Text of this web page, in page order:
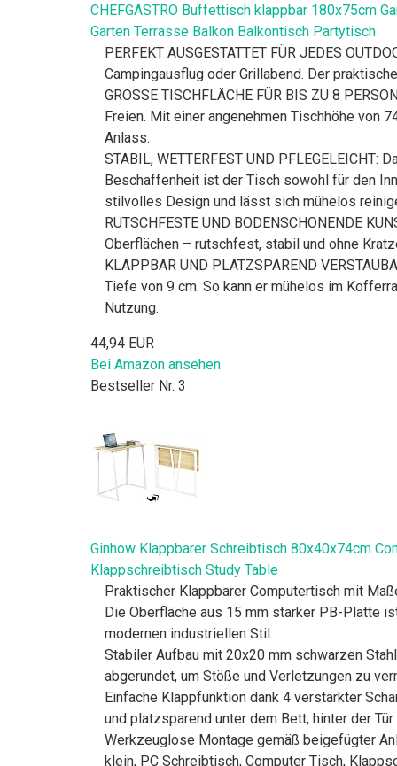
CHEFGASTRO Buffettisch klappbar 180x75cm
Garten Terrasse Balkon Balkontisch Partytisch
PERFEKT AUSGESTATTET FÜR JEDES
Campingausflug oder Grillabend. Der
GROSSE TISCHFLÄCHE FÜR BIS ZU 8
Freien. Mit einer angenehmen Tischhöhe von
Anlass.
STABIL, WETTERFEST UND
Beschaffenheit ist der Tisch sowohl für den
stilvolles Design und lässt sich mühelos
RUTSCHFESTE UND BODENSCHONENDE
Oberflächen – rutschfest, stabil und ohne
KLAPPBAR UND PLATZSPAREND
Tiefe von 9 cm. So kann er mühelos im
Nutzung.
44,94 EUR
Bei Amazon ansehen
Bestseller Nr. 3
Ginhow Klappbarer Schreibtisch 80x40x74cm
Klappschreibtisch Study Table
Praktischer Klappbarer Computertisch mit
Die Oberfläche aus 15 mm starker PB-Platte
modernen industriellen Stil.
Stabiler Aufbau mit 20x20 mm schwarzen
abgerundet, um Stöße und Verletzungen zu
Einfache Klappfunktion dank 4 verstärkter
und platzsparend unter dem Bett, hinter der
Werkzeuglose Montage gemäß beigefügter
klein, PC Schreibtisch, Computer Tisch,